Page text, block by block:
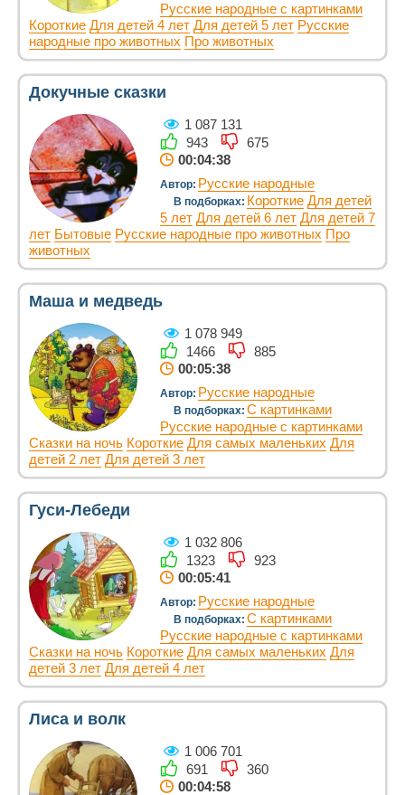
Русские народные с картинками
Короткие Для детей 4 лет Для детей 5 лет Русские
народные про животных Про животных
Докучные сказки
1 087 131
943
675
00:04:38
Автор: Русские народные
В подборках: Короткие Для детей
5 лет Для детей 6 лет Для детей 7
лет Бытовые Русские народные про животных Про
животных
Маша и медведь
1 078 949
1466
885
00:05:38
Автор: Русские народные
В подборках: С картинками
Русские народные с картинками
Сказки на ночь Короткие Для самых маленьких Для
детей 2 лет Для детей 3 лет
Гуси-Лебеди
1 032 806
1323
923
00:05:41
Автор: Русские народные
В подборках: С картинками
Русские народные с картинками
Сказки на ночь Короткие Для самых маленьких Для
детей 3 лет Для детей 4 лет
Лиса и волк
1 006 701
691
360
00:04:58